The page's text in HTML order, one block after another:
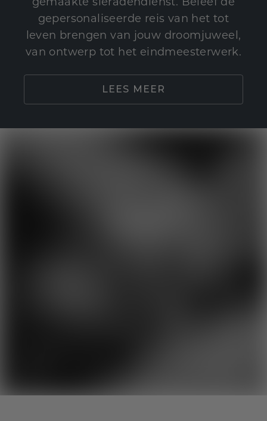
gepersonaliseerde reis van het tot
leven brengen van jouw droomjuweel,
van ontwerp tot het eindmeesterwerk.
LEES MEER